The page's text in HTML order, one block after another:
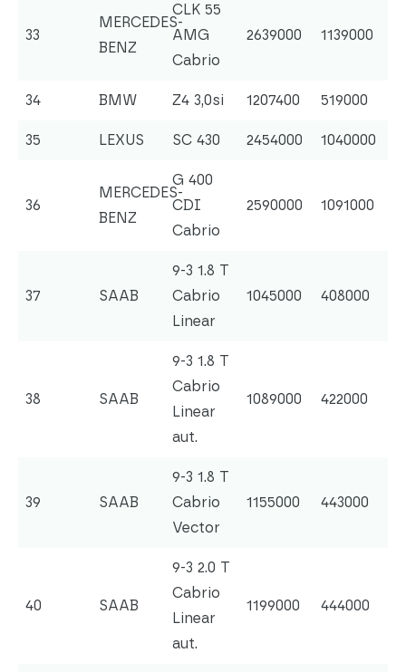
33
MERCEDES-
BENZ
CLK 55
AMG
Cabrio
2639000 1139000
34 BMW Z4 3,0si 1207400 519000
35 LEXUS SC 430 2454000 1040000
36
MERCEDES-
BENZ
G 400
CDI
Cabrio
2590000 1091000
37 SAAB
9-3 1.8 T
Cabrio
Linear
1045000 408000
38 SAAB
9-3 1.8 T
Cabrio
Linear
aut.
1089000 422000
39 SAAB
9-3 1.8 T
Cabrio
Vector
1155000 443000
40 SAAB
9-3 2.0 T
Cabrio
Linear
aut.
1199000 444000